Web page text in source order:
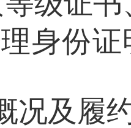
身份
况及履